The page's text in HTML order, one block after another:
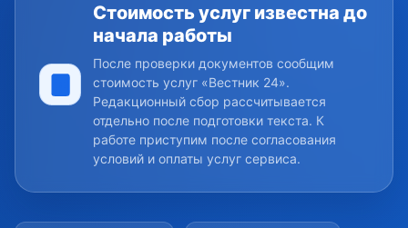
Стоимость услуг известна до
начала работы
После проверки документов сообщим
стоимость услуг «Вестник 24».
Редакционный сбор рассчитывается
отдельно после подготовки текста. К
работе приступим после согласования
условий и оплаты услуг сервиса.